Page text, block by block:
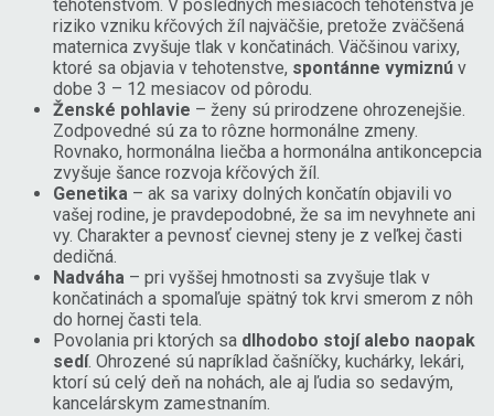
tehotenstvom. V posledných mesiacoch tehotenstva je
riziko vzniku kŕčových žíl najväčšie, pretože zväčšená
maternica zvyšuje tlak v končatinách. Väčšinou varixy,
ktoré sa objavia v tehotenstve, spontánne vymiznú v
dobe 3 – 12 mesiacov od pôrodu.
Ženské pohlavie – ženy sú prirodzene ohrozenejšie.
Zodpovedné sú za to rôzne hormonálne zmeny.
Rovnako, hormonálna liečba a hormonálna antikoncepcia
zvyšuje šance rozvoja kŕčových žíl.
Genetika – ak sa varixy dolných končatín objavili vo
vašej rodine, je pravdepodobné, že sa im nevyhnete ani
vy. Charakter a pevnosť cievnej steny je z veľkej časti
dedičná.
Nadváha – pri vyššej hmotnosti sa zvyšuje tlak v
končatinách a spomaľuje spätný tok krvi smerom z nôh
do hornej časti tela.
Povolania pri ktorých sa dlhodobo stojí alebo naopak
sedí. Ohrozené sú napríklad čašníčky, kuchárky, lekári,
ktorí sú celý deň na nohách, ale aj ľudia so sedavým,
kancelárskym zamestnaním.